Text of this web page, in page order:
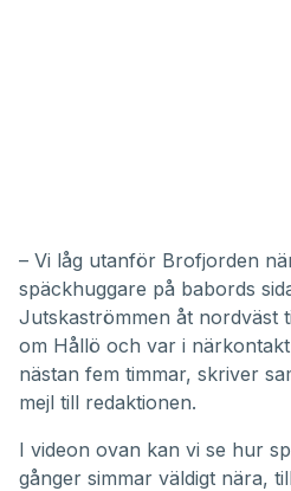
– Vi låg utanför Brofjorden
späckhuggare på babords
Jutskaströmmen åt nordväst
om Hållö och var i
nästan fem timmar, skriver
mejl till redaktionen.
I videon ovan kan vi se hur
gånger simmar väldigt nära,